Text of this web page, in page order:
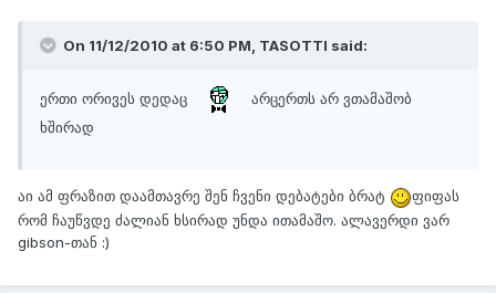
On 11/12/2010 at 6:50 PM, TASOTTI said:
ერთი ორივეს დედაც
არცერთს არ ვთამაშობ
ხშირად
აი ამ ფრაზით დაამთავრე შენ ჩვენი დებატები ბრატ
ფიფას
რომ ჩაუწვდე ძალიან ხსირად უნდა ითამაშო. ალავერდი ვარ
gibson-თან :)